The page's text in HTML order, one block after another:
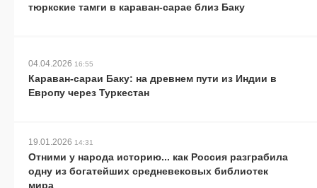
тюркские тамги в караван-сарае близ Баку
04.04.2026 16:55
Караван-сараи Баку: на древнем пути из Индии в
Европу через Туркестан
19.01.2026 14:31
Отними у народа историю... как Россия разграбила
одну из богатейших средневековых библиотек
мира